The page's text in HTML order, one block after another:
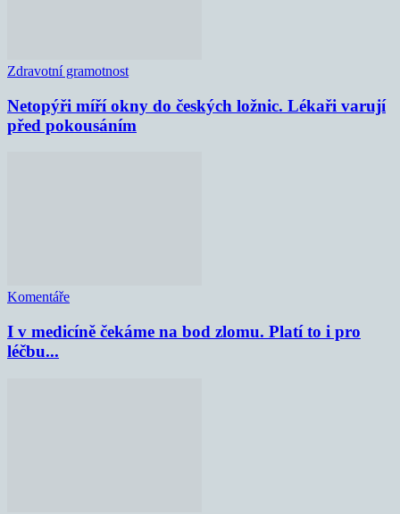
Zdravotní gramotnost
Netopýři míří okny do českých ložnic. Lékaři varují
před pokousáním
Komentáře
I v medicíně čekáme na bod zlomu. Platí to i pro
léčbu...